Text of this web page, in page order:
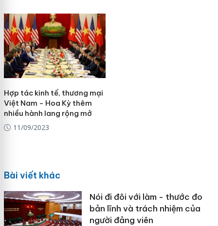
Hợp tác kinh tế, thương mại
Việt Nam - Hoa Kỳ thêm
nhiều hành lang rộng mở
11/09/2023
Bài viết khác
Nói đi đôi với làm - thước đo
bản lĩnh và trách nhiệm của
người đảng viên